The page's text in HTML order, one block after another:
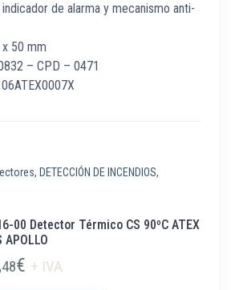
de alarma y mecanismo anti-
x 50 mm
– CPD – 0471
, DETECCIÓN DE INCENDIOS,
00 Detector Térmico CS 90ºC ATEX
APOLLO
48€ + IVA